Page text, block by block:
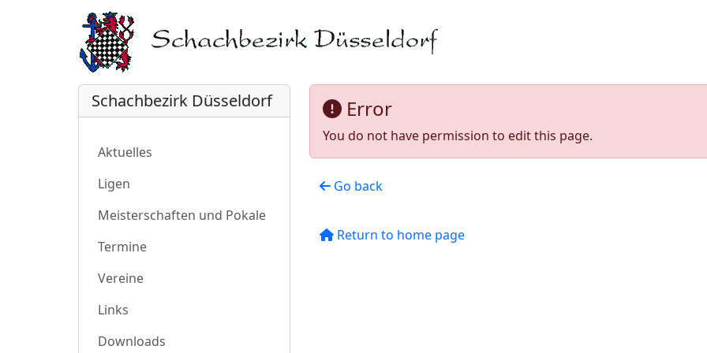
Error
You do not have permission to edit this page.
Go back
Return to home page
Schachbezirk Düsseldorf
Aktuelles
Ligen
Meisterschaften und Pokale
Termine
Vereine
Links
Downloads